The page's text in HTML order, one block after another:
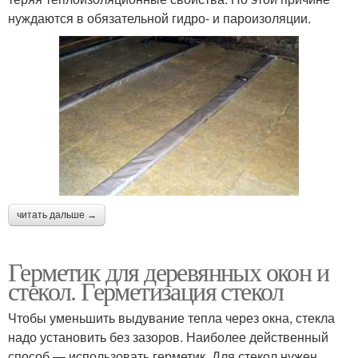
нуждаются в обязательной гидро- и пароизоляции.
читать дальше →
Герметик для деревянных окон и
стекол. Герметизация стекол
Чтобы уменьшить выдувание тепла через окна, стекла
надо установить без зазоров. Наиболее действенный